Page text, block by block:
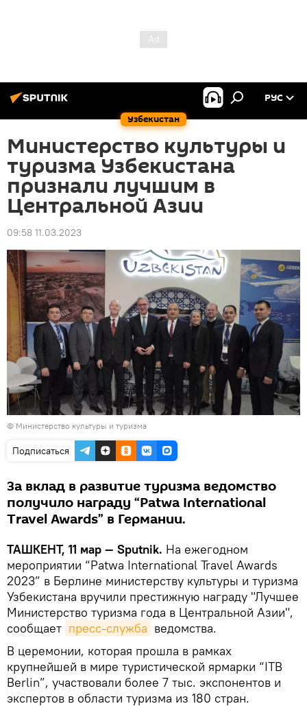
Узбекистан
РУС
Министерство культуры и
туризма Узбекистана
признали лучшим в
Центральной Азии
09:58 11.03.2023
© Министерство культуры и туризма
Подписаться
За вклад в развитие туризма ведомство
получило награду “Patwa International
Travel Awards” в Германии.
ТАШКЕНТ, 11 мар — Sputnik. На ежегодном
мероприятии “Patwa International Travel Awards
2023” в Берлине министерству культуры и туризма
Узбекистана вручили престижную награду "Лучшее
Министерство туризма года в Центральной Азии",
сообщает пресс-служба ведомства.
В церемонии, которая прошла в рамках
крупнейшей в мире туристической ярмарки “ITB
Berlin”, участвовали более 7 тыс. экспонентов и
экспертов в области туризма из 180 стран.